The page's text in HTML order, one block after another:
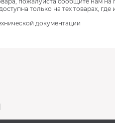
только на тех товарах,
документации